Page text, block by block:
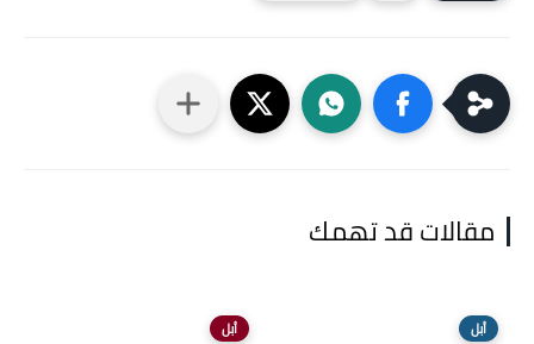
مقالات قد تهمك
أبل أبل